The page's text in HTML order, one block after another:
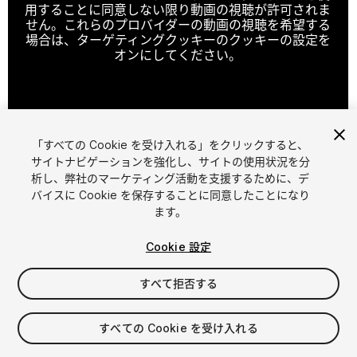
用することに同意しない限り動画の視聴が許可されま
せん。これらのプロバイダーの動画の視聴を希望する
場合は、ターゲティングクッキーのクッキーの設定を
オンにしてください。
1 /5
$9
シート 1
「すべての Cookie を受け入れる」をクリックすると、
サイトナビゲーションを強化し、サイトの使用状況を分
析し、弊社のマーケティング活動を支援するために、デ
バイスに Cookie を保存することに同意したことになり
ます。
Cookie 設定
すべて拒否する
すべての Cookie を受け入れる